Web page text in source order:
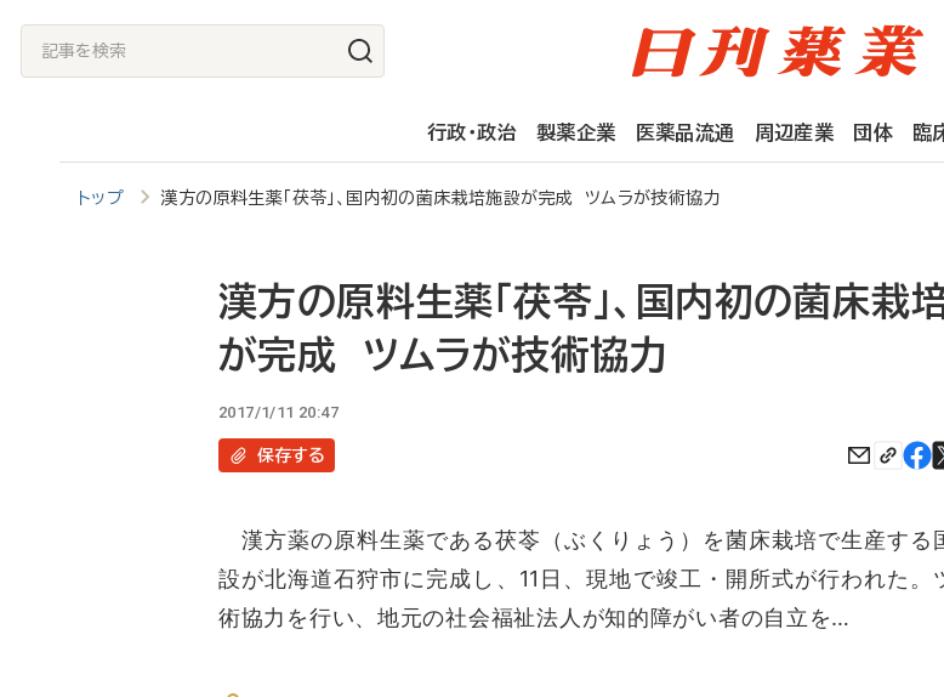
記
事
行政・政治 製薬企業 医薬品流通 周辺産業 団体 臨
トップ 漢方の原料生薬「茯苓」、国内初の菌床栽培施設が完成 ツムラが技術協力
漢方の原料生薬「茯苓」、国内初の菌床栽
が完成 ツムラが技術協力
2017/1/11 20:47
保存する
漢方薬の原料生薬である茯苓（ぶくりょう）を菌床栽培で生産する
設が北海道石狩市に完成し、11日、現地で竣工・開所式が行われた。
術協力を行い、地元の社会福祉法人が知的障がい者の自立を…